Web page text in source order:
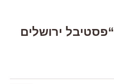
16 Responses to “פסטיבל ירושלים